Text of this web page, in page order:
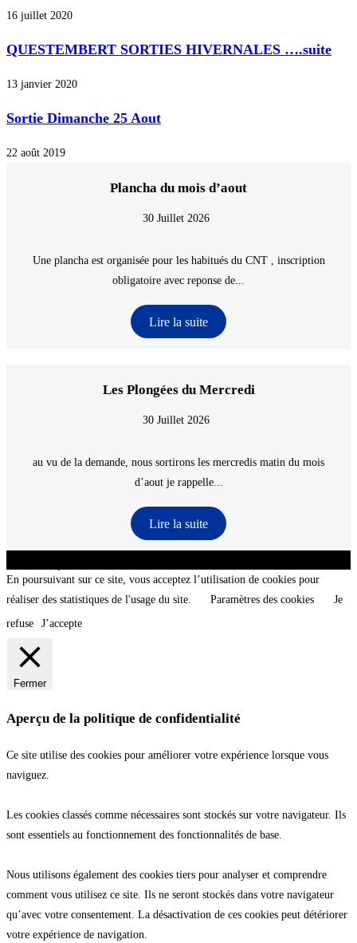
16 juillet 2020
QUESTEMBERT SORTIES HIVERNALES ….suite
13 janvier 2020
Sortie Dimanche 25 Aout
22 août 2019
Plancha du mois d’aout
30 Juillet 2026
Une plancha est organisée pour les habitués du CNT , inscription
obligatoire avec reponse de...
Lire la suite
Les Plongées du Mercredi
30 Juillet 2026
au vu de la demande, nous sortirons les mercredis matin du mois
d’aout je rappelle...
Lire la suite
En poursuivant sur ce site, vous acceptez l’utilisation de cookies pour
réaliser des statistiques de l'usage du site.
Paramètres des cookies
Je
refuse
J’accepte
Fermer
Aperçu de la politique de confidentialité
Ce site utilise des cookies pour améliorer votre expérience lorsque vous
naviguez.
Les cookies classés comme nécessaires sont stockés sur votre navigateur. Ils
sont essentiels au fonctionnement des fonctionnalités de base.
Nous utilisons également des cookies tiers pour analyser et comprendre
comment vous utilisez ce site. Ils ne seront stockés dans votre navigateur
qu’avec votre consentement. La désactivation de ces cookies peut détériorer
votre expérience de navigation.